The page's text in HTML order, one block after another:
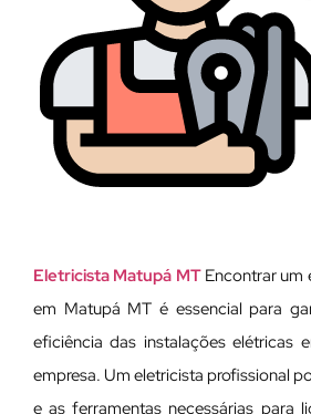
Eletricista Matupá MTEncontrar um
em Matupá MT é essencial para
eficiência das instalações elétricas
empresa. Um eletricista profissional
e as ferramentas necessárias para